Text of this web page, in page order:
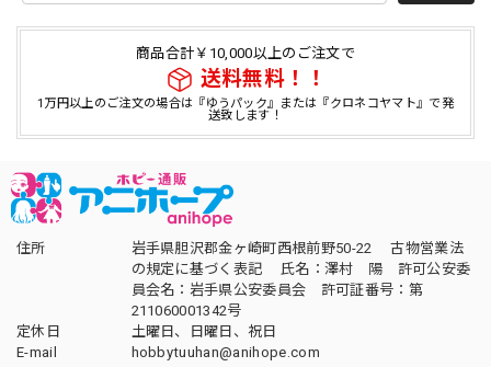
商品合計￥10,000以上のご注文で
送料無料！！
1万円以上のご注文の場合は『ゆうパック』または『クロネコヤマト』で発
送致します！
住所
岩手県胆沢郡金ヶ崎町西根前野50-22 古物営業法
の規定に基づく表記 氏名：澤村 陽 許可公安委
員会名：岩手県公安委員会 許可証番号：第
211060001342号
定休日
土曜日、日曜日、祝日
E-mail
hobbytuuhan@anihope.com